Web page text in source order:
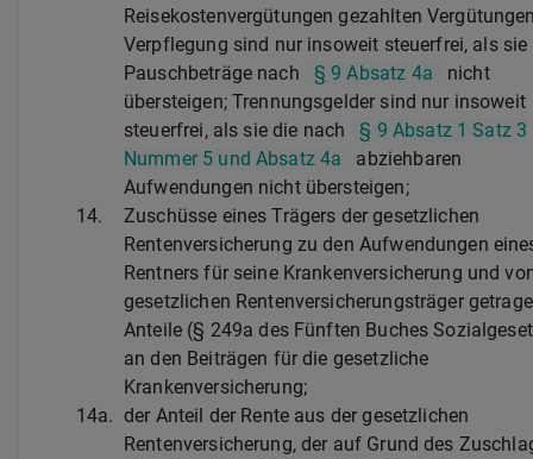
Reisekostenvergütungen gezahlten
Verpflegung sind nur insoweit steuerfrei, als sie
Pauschbeträge nach
§ 9 Absatz 4a
nicht
übersteigen; Trennungsgelder sind nur insoweit
steuerfrei, als sie die nach
§ 9 Absatz 1 Satz 3
Nummer 5 und Absatz 4a
abziehbaren
Aufwendungen nicht übersteigen;
14.
Zuschüsse eines Trägers der gesetzlichen
Rentenversicherung zu den Aufwendungen
Rentners für seine Krankenversicherung und
gesetzlichen Rentenversicherungsträger
Anteile (§ 249a des Fünften Buches
an den Beiträgen für die gesetzliche
Krankenversicherung;
14a. der Anteil der Rente aus der gesetzlichen
Rentenversicherung, der auf Grund des